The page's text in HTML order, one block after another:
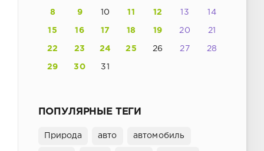
8 9 10 11 12 13 14
15 16 17 18 19 20 21
22 23 24 25 26 27 28
29 30 31
ПОПУЛЯРНЫЕ ТЕГИ
Природа авто автомобиль